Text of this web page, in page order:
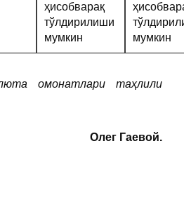
ҳисобварақ
тўлдирилиши
мумкин
мумкин
омонатлари таҳлили
Олег Гаевой.